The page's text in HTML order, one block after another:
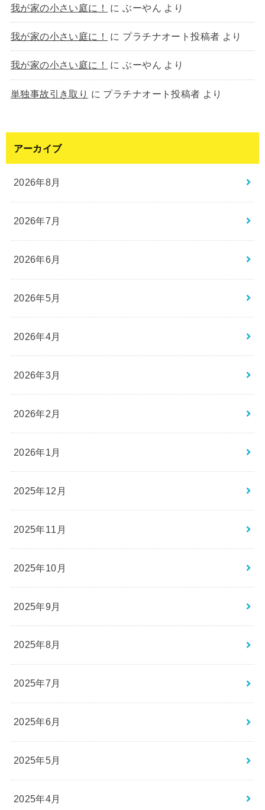
我が家の小さい庭に！ に ぶーやん より
我が家の小さい庭に！ に プラチナオート投稿者 より
我が家の小さい庭に！ にぶーやん より
単独事故引き取り に プラチナオート投稿者 より
アーカイブ
2026年8月
2026年7月
2026年6月
2026年5月
2026年4月
2026年3月
2026年2月
2026年1月
2025年12月
2025年11月
2025年10月
2025年9月
2025年8月
2025年7月
2025年6月
2025年5月
2025年4月